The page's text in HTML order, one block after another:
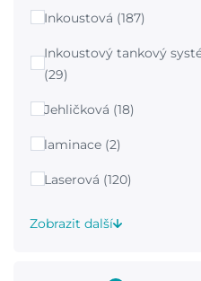
Inkoustová (187)
Inkoustový tankový
(29)
Jehličková (18)
laminace (2)
Laserová (120)
Zobrazit další